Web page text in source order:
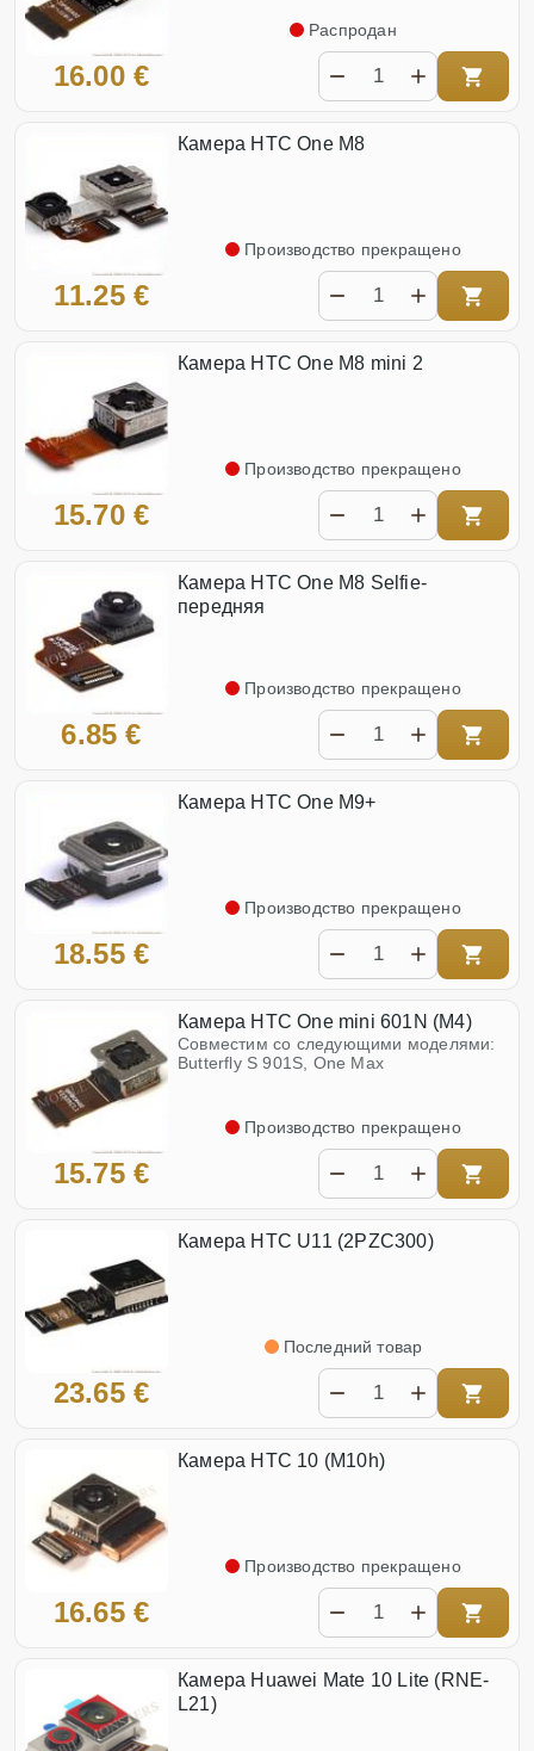
16.00 €
Распродан
Камера HTC One M8
11.25 €
Производство прекращено
Камера HTC One M8 mini 2
15.70 €
Производство прекращено
Камера HTC One M8 Selfie-
передняя
6.85 €
Производство прекращено
Камера HTC One M9+
18.55 €
Производство прекращено
Камера HTC One mini 601N (M4)
Совместим со следующими моделями:
Butterfly S 901S, One Max
15.75 €
Производство прекращено
Камера HTC U11 (2PZC300)
23.65 €
Последний товар
Камера HTC 10 (M10h)
16.65 €
Производство прекращено
Камера Huawei Mate 10 Lite (RNE-
L21)